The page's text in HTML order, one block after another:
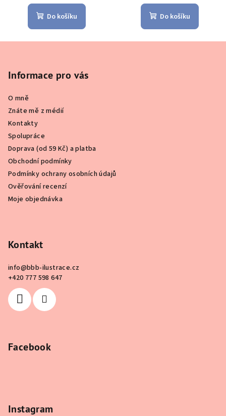
Do košíku Do košíku
Informace pro vás
O mně
Znáte mě z médií
Kontakty
Spolupráce
Doprava (od 59 Kč) a platba
Obchodní podmínky
Podmínky ochrany osobních údajů
Ověřování recenzí
Moje objednávka
Kontakt
info@bbb-ilustrace.cz
+420 777 598 647
Facebook
Instagram